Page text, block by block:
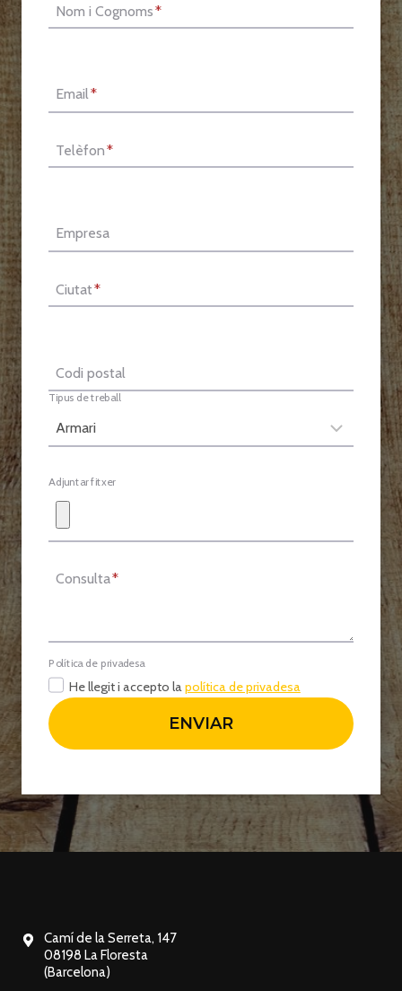
Nom i Cognoms*
Email*
Telèfon*
Empresa
Ciutat*
Codi postal
Tipus de treball
Adjuntar fitxer
Consulta*
Política de privadesa
He llegit i accepto la política de privadesa
ENVIAR
Camí de la Serreta, 147
08198 La Floresta
(Barcelona)